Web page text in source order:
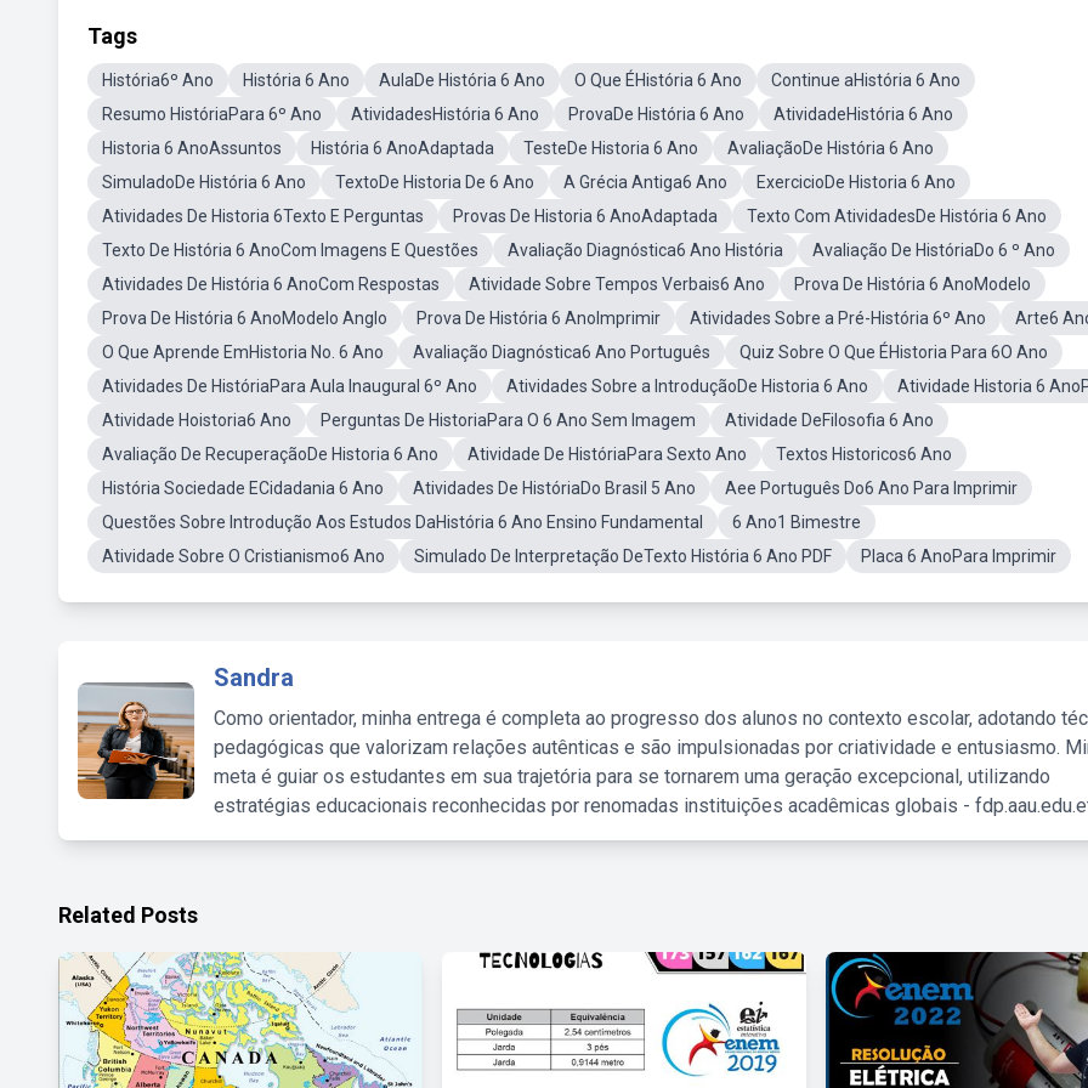
Tags
História6º Ano História 6 Ano AulaDe História 6 Ano O Que ÉHistória 6 Ano
Continue aHistória 6 Ano
Resumo HistóriaPara 6º Ano
AtividadesHistória 6 Ano ProvaDe História 6 Ano
AtividadeHistória 6 Ano
Historia 6 AnoAssuntos
História 6 AnoAdaptada TesteDe Historia 6 Ano
AvaliaçãoDe História 6 Ano
SimuladoDe História 6 Ano
TextoDe Historia De 6 Ano A Grécia Antiga6 Ano
ExercicioDe Historia 6 Ano
Atividades De Historia 6Texto E Perguntas
Provas De Historia 6 AnoAdaptada
Texto Com AtividadesDe História 6 Ano
Texto De História 6 AnoCom Imagens E Questões
Avaliação Diagnóstica6 Ano História
Avaliação De HistóriaDo 6 º Ano
Atividades De História 6 AnoCom Respostas
Atividade Sobre Tempos Verbais6 Ano
Prova De História 6 AnoModelo
Prova De História 6 AnoModelo Anglo
Prova De História 6 AnoImprimir Atividades Sobre a Pré-História 6º Ano
Arte6
O Que Aprende EmHistoria No. 6 Ano
Avaliação Diagnóstica6 Ano Português
Quiz Sobre O Que ÉHistoria Para 6O Ano
Atividades De HistóriaPara Aula Inaugural 6º Ano
Atividades Sobre a IntroduçãoDe Historia 6 Ano
Atividade Historia 6
Atividade Hoistoria6 Ano
Perguntas De HistoriaPara O 6 Ano Sem Imagem
Atividade DeFilosofia 6 Ano
Avaliação De RecuperaçãoDe Historia 6 Ano
Atividade De HistóriaPara Sexto Ano
Textos Historicos6 Ano
História Sociedade ECidadania 6 Ano
Atividades De HistóriaDo Brasil 5 Ano
Aee Português Do6 Ano Para Imprimir
Questões Sobre Introdução Aos Estudos DaHistória 6 Ano Ensino Fundamental
6 Ano1 Bimestre
Atividade Sobre O Cristianismo6 Ano
Simulado De Interpretação DeTexto História 6 Ano PDF Placa 6 AnoPara Imprimir
Sandra
Como orientador, minha entrega é completa ao progresso dos alunos no contexto escolar, adotando
pedagógicas que valorizam relações autênticas e são impulsionadas por criatividade e entusiasmo.
meta é guiar os estudantes em sua trajetória para se tornarem uma geração excepcional, utilizando
estratégias educacionais reconhecidas por renomadas instituições acadêmicas globais -
Related Posts